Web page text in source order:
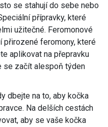
se stahují do sebe nebo
přípravky, které
užitečné. Feromonové
přirozené feromony, které
aplikovat na přepravku
se začít alespoň týden
dbejte na to, aby kočka
Na delších cestách
aby se vaše kočka